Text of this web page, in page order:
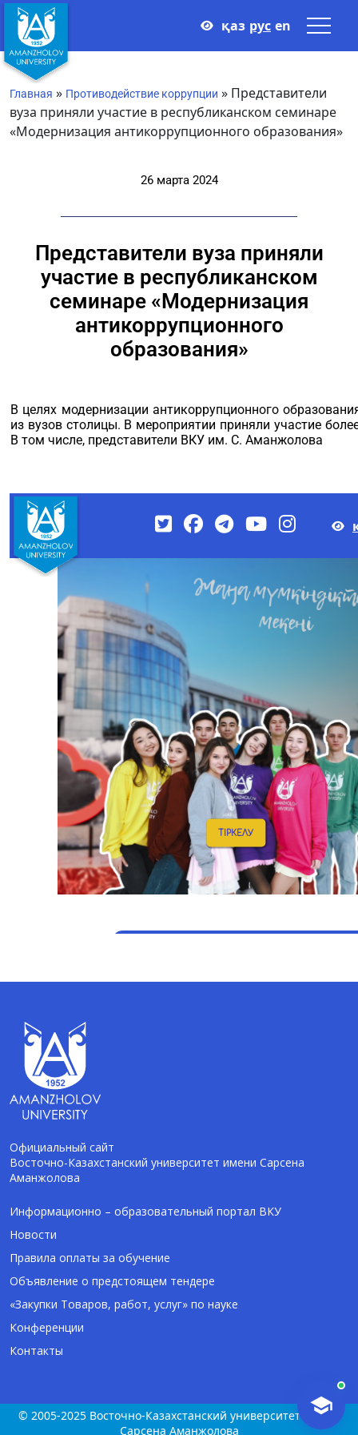
қаз рус en
Главная » Противодействие коррупции » Представители
вуза приняли участие в республиканском семинаре
«Модернизация антикоррупционного образования»
26 марта 2024
Представители вуза приняли
участие в республиканском
семинаре «Модернизация
антикоррупционного
образования»
В целях модернизации антикоррупционного
из вузов столицы. В мероприятии приняли участие
В том числе, представители ВКУ им. С. Аманжолова
Официальный сайт
Восточно-Казахстанский университет имени Сарсена
Аманжолова
Информационно – образовательный портал ВКУ
Новости
Правила оплаты за обучение
Объявление о предстоящем тендере
«Закупки Товаров, работ, услуг» по науке
Конференции
Контакты
© 2005-2025 Восточно-Казахстанский университет имени
Сарсена Аманжолова
Помощник Amanzholov University
Здравствуйте! Я AI-Talapker — помощник
ВКУ им. Сарсена Аманжолова (ВКУ). Отвечу
на вопросы о поступлении в бакалавриат,